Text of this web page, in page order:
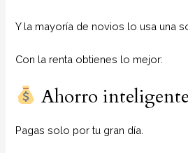
Y la mayoría de novios lo usa una
Con la renta obtienes lo mejor:
Ahorro inteligente
Pagas solo por tu gran día.